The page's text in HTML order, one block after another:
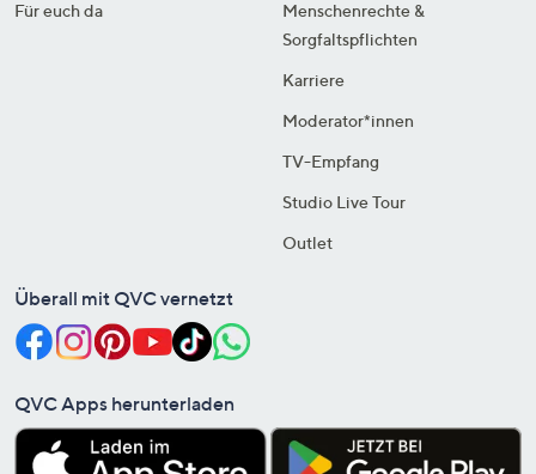
Für euch da
Menschenrechte &
Sorgfaltspflichten
Karriere
Moderator*innen
TV-Empfang
Studio Live Tour
Outlet
Überall mit QVC vernetzt
QVC Apps herunterladen